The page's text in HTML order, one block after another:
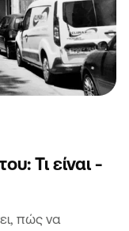
Τι είναι -
πώς να